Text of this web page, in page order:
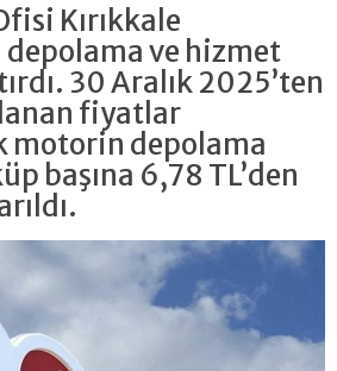
Kırıkkale
ve hizmet
30 Aralık 2025’ten
fiyatlar
motorin depolama
başına 6,78 TL’den